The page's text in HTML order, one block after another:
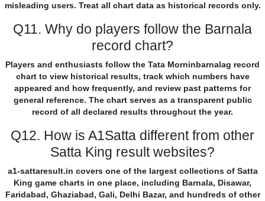
misleading users. Treat all chart data as historical records only.
Q11. Why do players follow the Barnala
record chart?
Players and enthusiasts follow the Tata Morninbarnalag record
chart to view historical results, track which numbers have
appeared and how frequently, and review past patterns for
general reference. The chart serves as a transparent public
record of all declared results throughout the year.
Q12. How is A1Satta different from other
Satta King result websites?
a1-sattaresult.in covers one of the largest collections of Satta
King game charts in one place, including Barnala, Disawar,
Faridabad, Ghaziabad, Gali, Delhi Bazar, and hundreds of other